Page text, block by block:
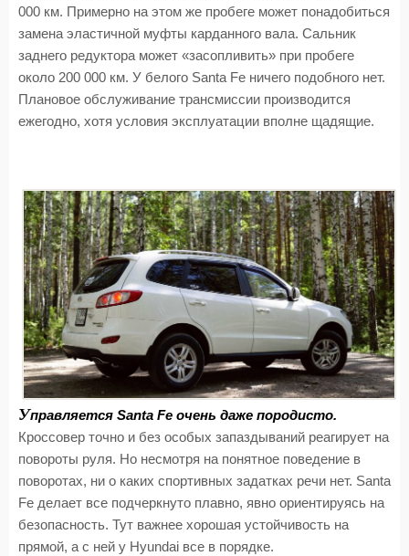
000 км. Примерно на этом же пробеге может понадобиться
замена эластичной муфты карданного вала. Сальник
заднего редуктора может «засопливить» при пробеге
около 200 000 км. У белого Santa Fe ничего подобного нет.
Плановое обслуживание трансмиссии производится
ежегодно, хотя условия эксплуатации вполне щадящие.
Управляется Santa Fe очень даже породисто.
Кроссовер точно и без особых запаздываний реагирует на
повороты руля. Но несмотря на понятное поведение в
поворотах, ни о каких спортивных задатках речи нет. Santa
Fe делает все подчеркнуто плавно, явно ориентируясь на
безопасность. Тут важнее хорошая устойчивость на
прямой, а с ней у Hyundai все в порядке.